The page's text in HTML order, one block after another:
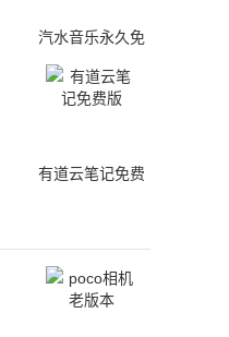
汽水音乐永久免
有道云笔记免费